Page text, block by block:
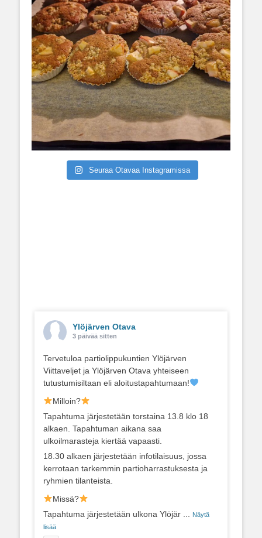
Seuraa Otavaa Instagramissa
Ylöjärven Otava
3 päivää sitten
Tervetuloa partiolippukuntien Ylöjärven
Viittaveljet ja Ylöjärven Otava yhteiseen
tutustumisiltaan eli aloitustapahtumaan!
Milloin?
Tapahtuma järjestetään torstaina 13.8 klo 18
alkaen. Tapahtuman aikana saa
ulkoilmarasteja kiertää vapaasti.
18.30 alkaen järjestetään infotilaisuus, jossa
kerrotaan tarkemmin partioharrastuksesta ja
ryhmien tilanteista.
Missä?
Tapahtuma järjestetään ulkona Ylöjär
Näytä
lisää